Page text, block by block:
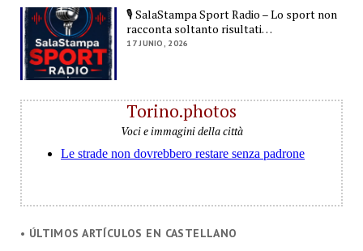
🎙️ SalaStampa Sport Radio – Lo sport non
racconta soltanto risultati…
17 JUNIO, 2026
Torino.photos
Voci e immagini della città
• ÚLTIMOS ARTÍCULOS EN CASTELLANO